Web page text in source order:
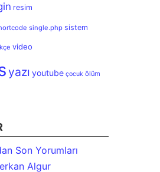
resim
single.php sistem
video
yazı youtube çocuk ölüm
Son Yorumları
Algur